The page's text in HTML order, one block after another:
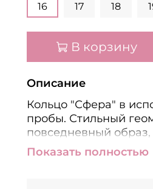
16
17 18
В корзину
Описание
Кольцо "Сфера" в
пробы. Стильный
повседневный
станет главным
Показать полностью